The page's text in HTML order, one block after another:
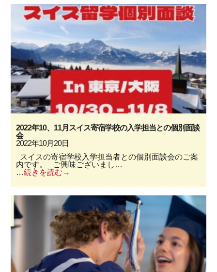
2022年10、11月スイス寄宿学校の入学担当との個別面談
会
2022年10月20日
スイスの寄宿学校入学担当者との個別面談会のご案
内です。 ご興味ございまし…
…続きを読む